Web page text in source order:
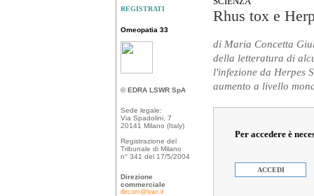
REGISTRATI
Omeopatia 33
© EDRA LSWR SpA
Sede legale:
Via Spadolini, 7
20141 Milano (Italy)
Registrazione del
Tribunale di Milano
n° 341 del 17/5/2004
Direzione
commerciale
dircom@lswr.it
Rhus tox e
di Maria Concetta
della letteratura di
l'infezione da Herpes
aumento a livello
Per accedere è
ACCEDI